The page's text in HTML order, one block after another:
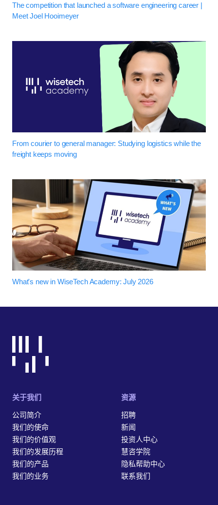
The competition that launched a software engineering career |
Meet Joel Hooimeyer
From courier to general manager: Studying logistics while the
freight keeps moving
What's new in WiseTech Academy: July 2026
关于我们
公司简介
我们的使命
我们的价值观
我们的发展历程
我们的产品
我们的业务
资源
招聘
新闻
投资人中心
慧咨学院
隐私帮助中心
联系我们